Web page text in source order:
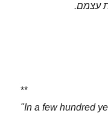
עצמם.
**
"In a few hundred